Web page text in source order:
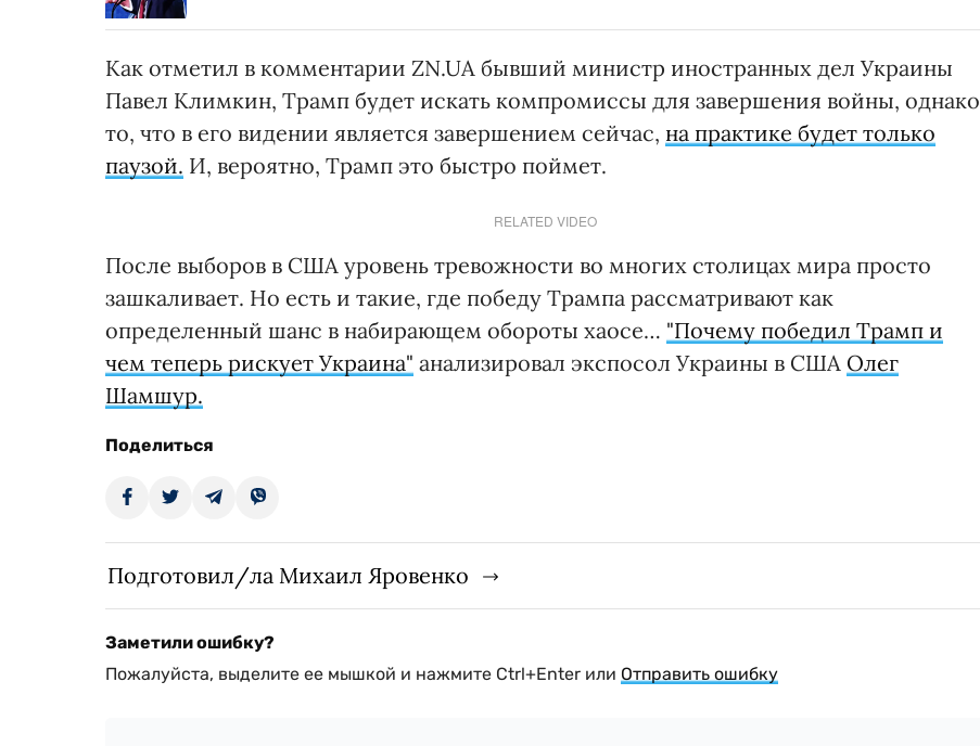
Как отметил в комментарии ZN.UA бывший министр иностранных дел Украины
Павел Климкин, Трамп будет искать компромиссы для завершения войны, однако
то, что в его видении является завершением сейчас, на практике будет только
паузой. И, вероятно, Трамп это быстро поймет.
RELATED VIDEO
После выборов в США уровень тревожности во многих столицах мира просто
зашкаливает. Но есть и такие, где победу Трампа рассматривают как
определенный шанс в набирающем обороты хаосе… "Почему победил Трамп и
чем теперь рискует Украина" анализировал экспосол Украины в США Олег
Шамшур.
Поделиться
Подготовил/ла Михаил Яровенко
Заметили ошибку?
Пожалуйста, выделите ее мышкой и нажмите Ctrl+Enter или Отправить ошибку